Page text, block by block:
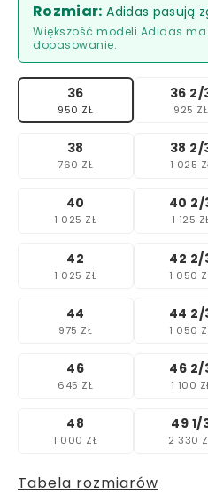
Rozmiar: Adidas pasują
Większość modeli Adidas
dopasowanie.
36
950 ZŁ
36 2/
925 ZŁ
38
760 ZŁ
38 2/
1 025
40
1 025 ZŁ
40 2/
1 125
42
1 025 ZŁ
42 2/
1 050
44
975 ZŁ
44 2/
1 050
46
645 ZŁ
46 2/
1 100
48
1 000 ZŁ
49 1/
2 330
Tabela rozmiarów